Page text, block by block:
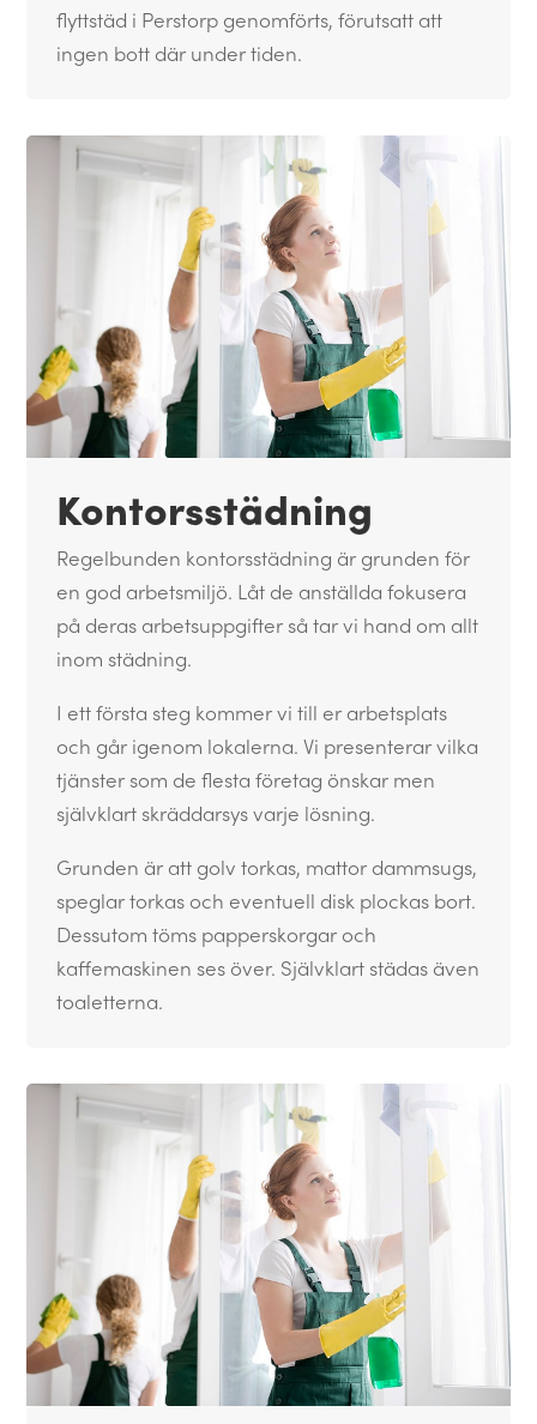
flyttstäd i Perstorp genomförts, förutsatt att
ingen bott där under tiden.
Kontorsstädning
Regelbunden kontorsstädning är grunden för
en god arbetsmiljö. Låt de anställda fokusera
på deras arbetsuppgifter så tar vi hand om allt
inom städning.
I ett första steg kommer vi till er arbetsplats
och går igenom lokalerna. Vi presenterar vilka
tjänster som de flesta företag önskar men
självklart skräddarsys varje lösning.
Grunden är att golv torkas, mattor dammsugs,
speglar torkas och eventuell disk plockas bort.
Dessutom töms papperskorgar och
kaffemaskinen ses över. Självklart städas även
toaletterna.